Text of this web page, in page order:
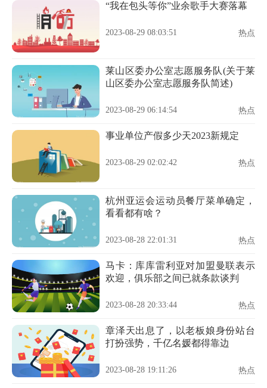
“我在包头等你”业余歌手大赛落幕
2023-08-29 08:03:51 热点
莱山区委办公室志愿服务队(关于莱
山区委办公室志愿服务队简述)
2023-08-29 06:14:54 热点
事业单位产假多少天2023新规定
2023-08-29 02:02:42 热点
杭州亚运会运动员餐厅菜单确定，
看看都有啥？
2023-08-28 22:01:31 热点
马卡：库库雷利亚对加盟曼联表示
欢迎，俱乐部之间已就条款谈判
2023-08-28 20:33:44 热点
章泽天出息了，以老板娘身份站台
打扮强势，千亿名媛都得靠边
2023-08-28 19:11:26 热点